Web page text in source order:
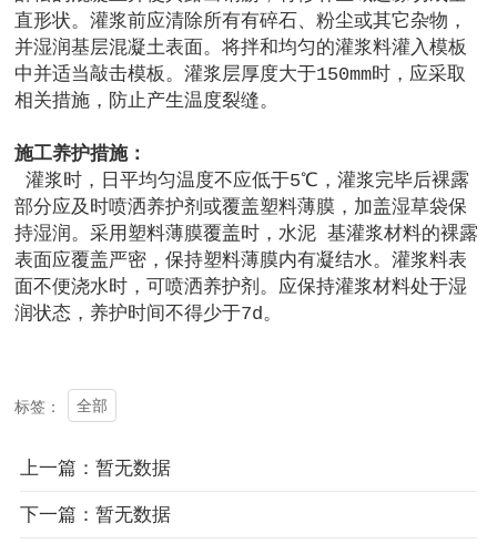
直形状。灌浆前应清除所有有碎石、粉尘或其它杂物，
并湿润基层混凝土表面。将拌和均匀的灌浆料灌入模板
中并适当敲击模板。灌浆层厚度大于150mm时，应采取
相关措施，防止产生温度裂缝。
施工养护措施：
灌浆时，日平均匀温度不应低于5℃，灌浆完毕后裸露
部分应及时喷洒养护剂或覆盖塑料薄膜，加盖湿草袋保
持湿润。采用塑料薄膜覆盖时，水泥 基灌浆材料的裸露
表面应覆盖严密，保持塑料薄膜内有凝结水。灌浆料表
面不便浇水时，可喷洒养护剂。应保持灌浆材料处于湿
润状态，养护时间不得少于7d。
标签： 全部
上一篇：暂无数据
下一篇：暂无数据